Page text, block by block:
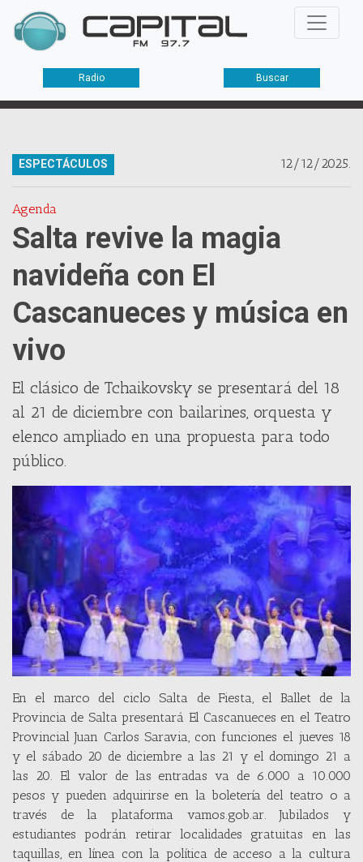
Radio Buscar
12/12/2025.
ESPECTÁCULOS
Agenda
Salta revive la magia
navideña con El
Cascanueces y música en
vivo
El clásico de Tchaikovsky se presentará del 18
al 21 de diciembre con bailarines, orquesta y
elenco ampliado en una propuesta para todo
público.
En el marco del ciclo Salta de Fiesta, el Ballet de la
Provincia de Salta presentará El Cascanueces en el Teatro
Provincial Juan Carlos Saravia, con funciones el jueves 18
y el sábado 20 de diciembre a las 21 y el domingo 21 a
las 20. El valor de las entradas va de 6.000 a 10.000
pesos y pueden adquirirse en la boletería del teatro o a
través de la plataforma vamos.gob.ar. Jubilados y
estudiantes podrán retirar localidades gratuitas en las
taquillas, en línea con la política de acceso a la cultura